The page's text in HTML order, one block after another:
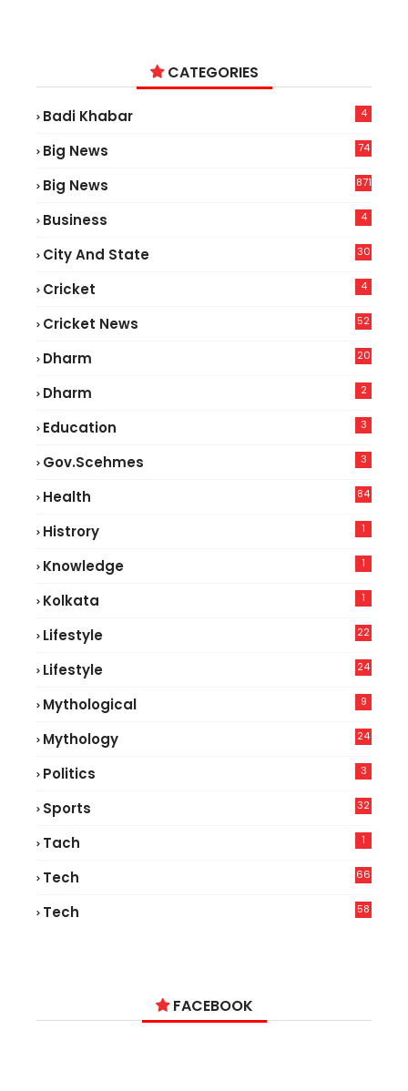
CATEGORIES
Badi Khabar 4
Big News
74
Big News 871
Business 4
City And State 30
Cricket 4
Cricket News
52
Dharm 20
Dharm 2
Education 3
Gov.scehmes 3
Health
84
Histrory 1
Knowledge 1
Kolkata 1
Lifestyle
22
Lifestyle
24
Mythological 9
Mythology 24
Politics 3
Sports 32
Tach 1
Tech
66
Tech
58
FACEBOOK